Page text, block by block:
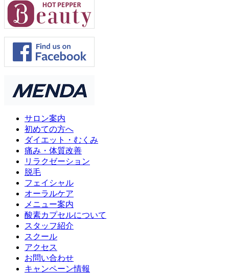
サロン案内
初めての方へ
ダイエット・むくみ
痛み・体質改善
リラクゼーション
脱毛
フェイシャル
オーラルケア
メニュー案内
酸素カプセルについて
スタッフ紹介
スクール
アクセス
お問い合わせ
キャンペーン情報